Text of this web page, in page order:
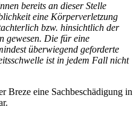
bereits an dieser Stelle
eine Körperverletzung
bzw. hinsichtlich der
gewesen. Die für eine
überwiegend geforderte
ist in jedem Fall nicht
Breze eine Sachbeschädigung in